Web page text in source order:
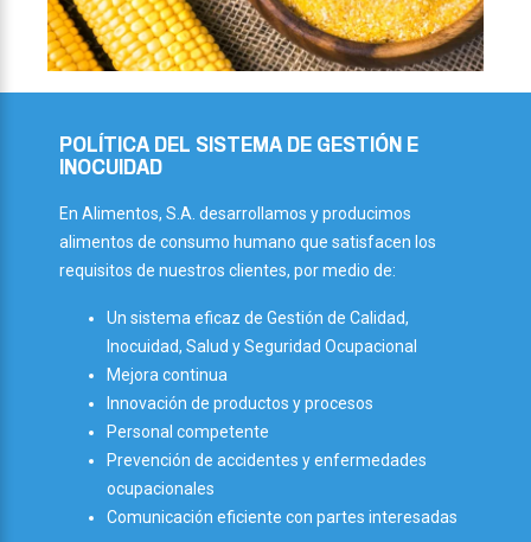
Sémolas de Maíz, Harinas de maíz pre-cocidas y
crudas, avena y derivado de arroz, libres de
materia prima.
POLÍTICA DEL SISTEMA DE GESTIÓN E
INOCUIDAD
En Alimentos, S.A. desarrollamos y producimos
alimentos de consumo humano que satisfacen los
requisitos de nuestros clientes, por medio de:
Un sistema eficaz de Gestión de Calidad,
Inocuidad, Salud y Seguridad Ocupacional
Mejora continua
Innovación de productos y procesos
Personal competente
Prevención de accidentes y enfermedades
ocupacionales
Comunicación eficiente con partes interesadas